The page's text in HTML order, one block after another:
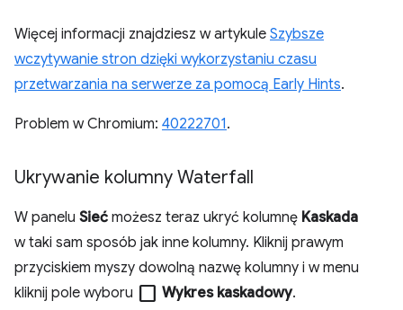
Więcej informacji znajdziesz w artykule Szybsze
wczytywanie stron dzięki wykorzystaniu czasu
przetwarzania na serwerze za pomocą Early Hints.
Problem w Chromium: 40222701.
Ukrywanie kolumny Waterfall
W panelu Sieć możesz teraz ukryć kolumnę Kaskada
w taki sam sposób jak inne kolumny. Kliknij prawym
przyciskiem myszy dowolną nazwę kolumny i w menu
kliknij pole wyboru check_box_outline_blank Wykres kaskadowy.